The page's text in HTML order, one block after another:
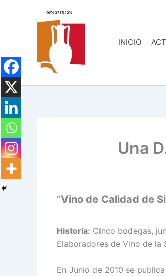
INICIO
Una
“Vino de Calidad de
Historia: Cinco bodegas,
Elaboradores de Vino de la
En Junio de 2010 se